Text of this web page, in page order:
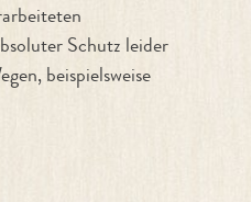
Schutz leider
beispielsweise